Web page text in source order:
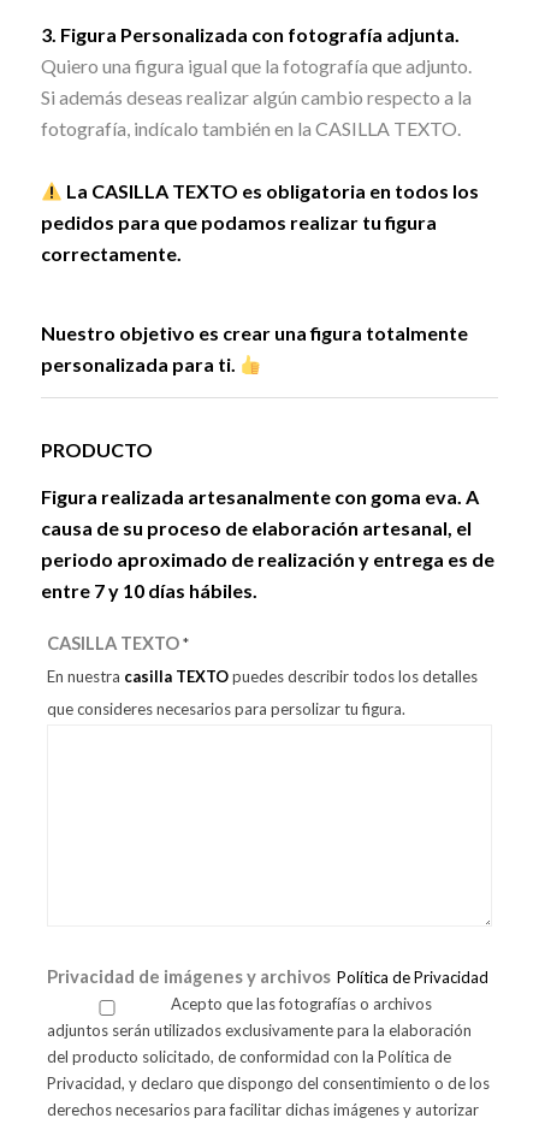
3. Figura Personalizada con fotografía adjunta.
Quiero una figura igual que la fotografía que adjunto.
Si además deseas realizar algún cambio respecto a la
fotografía, indícalo también en la CASILLA TEXTO.
La CASILLA TEXTO es obligatoria en todos los
pedidos para que podamos realizar tu figura
correctamente.
Nuestro objetivo es crear una figura totalmente
personalizada para ti.
PRODUCTO
Figura realizada artesanalmente con goma eva. A
causa de su proceso de elaboración artesanal, el
periodo aproximado de realización y entrega es de
entre 7 y 10 días hábiles.
CASILLA TEXTO*
En nuestra casilla TEXTOpuedes describir todos los detalles
que consideres necesarios para persolizar tu figura.
Privacidad de imágenes y archivos Política de Privacidad
Acepto que las fotografías o archivos
adjuntos serán utilizados exclusivamente para la elaboración
del producto solicitado, de conformidad con la Política de
Privacidad, y declaro que dispongo del consentimiento o de los
derechos necesarios para facilitar dichas imágenes y autorizar